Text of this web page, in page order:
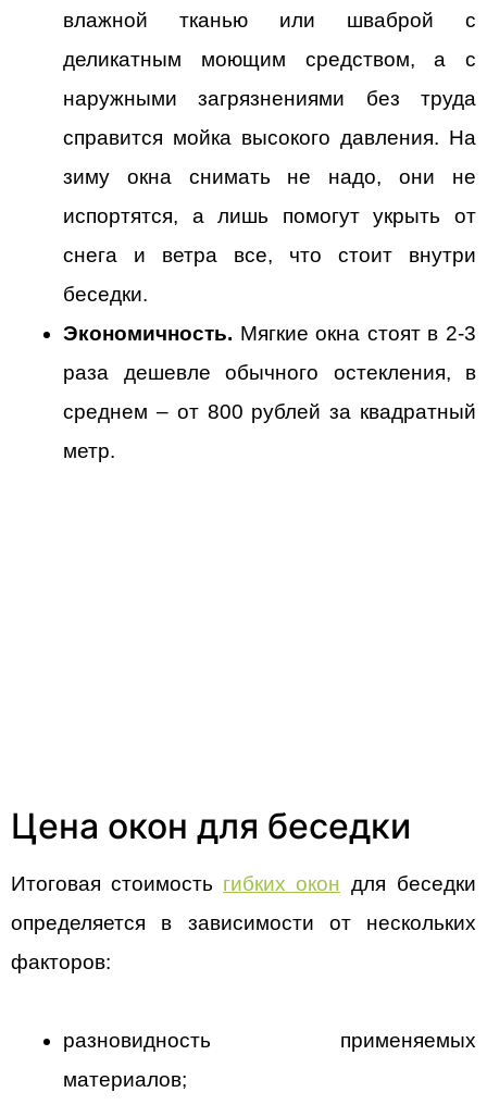
влажной тканью или шваброй с
деликатным моющим средством, а с
наружными загрязнениями без труда
справится мойка высокого давления. На
зиму окна снимать не надо, они не
испортятся, а лишь помогут укрыть от
снега и ветра все, что стоит внутри
беседки.
Экономичность. Мягкие окна стоят в 2-3
раза дешевле обычного остекления, в
среднем – от 800 рублей за квадратный
метр.
Цена окон для беседки
Итоговая стоимость гибких окон для беседки
определяется в зависимости от нескольких
факторов:
разновидность применяемых
материалов;